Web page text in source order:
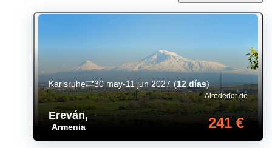
Ereván,
Armenia
Alrededor de
241 €
Karlsruhe 30 may-11 jun 2027(12 días)